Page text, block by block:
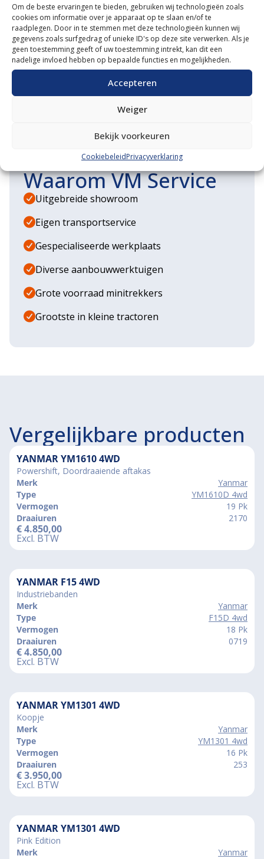
Om de beste ervaringen te bieden, gebruiken wij technologieën zoals
cookies om informatie over je apparaat op te slaan en/of te
raadplegen. Door in te stemmen met deze technologieën kunnen wij
gegevens zoals surfgedrag of unieke ID's op deze site verwerken. Als je
geen toestemming geeft of uw toestemming intrekt, kan dit een
nadelige invloed hebben op bepaalde functies en mogelijkheden.
Accepteren
Weiger
Bekijk voorkeuren
CookiebeleidPrivacyverklaring
contact op
MET ONZE EXPERT
MATHIJS
START EEN GESPREK
Waarom VM Service
Uitgebreide showroom
Eigen transportservice
Gespecialiseerde werkplaats
Diverse aanbouwwerktuigen
Grote voorraad minitrekkers
Grootste in kleine tractoren
Vergelijkbare producten
YANMAR YM1610 4WD
Powershift, Doordraaiende aftakas
Merk
Yanmar
Type
YM1610D 4wd
Vermogen
19 Pk
Draaiuren
2170
€4.850,00
Excl. BTW
YANMAR F15 4WD
Industriebanden
Merk
Yanmar
Type
F15D 4wd
Vermogen
18 Pk
Draaiuren
0719
€4.850,00
Excl. BTW
YANMAR YM1301 4WD
Koopje
Merk
Yanmar
Type
YM1301 4wd
Vermogen
16 Pk
Draaiuren
253
€3.950,00
Excl. BTW
YANMAR YM1301 4WD
Pink Edition
Merk
Yanmar